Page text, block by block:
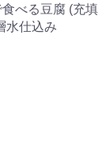
べる豆腐 (充填
水仕込み